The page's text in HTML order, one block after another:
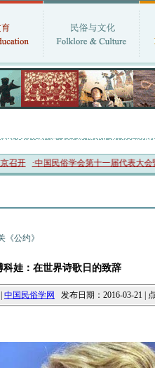
·中国民俗学会第十一届代表大会暨
《公约》
科娃：在世界诗歌日的致辞
中国民俗学网 发布日期：2016-03-21 |